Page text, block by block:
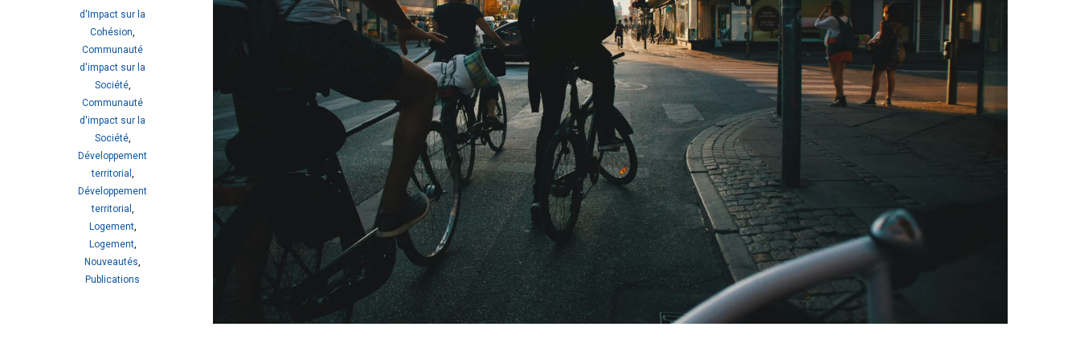
d'Impact sur la
Cohésion,
Communauté
d'impact sur la
Société,
Communauté
d'impact sur la
Société,
Développement
territorial ,
Développement
territorial ,
Logement,
Logement,
Nouveautés,
Publications